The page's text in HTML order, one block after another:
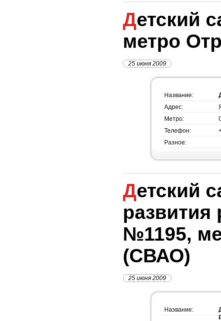
Детский сад №1222,
метро
25 июня 2009
Название:
Адрес:
Метро:
Телефон:
Разное:
Детский сад Центр
развития
№1195,
(СВАО)
25 июня 2009
Название: